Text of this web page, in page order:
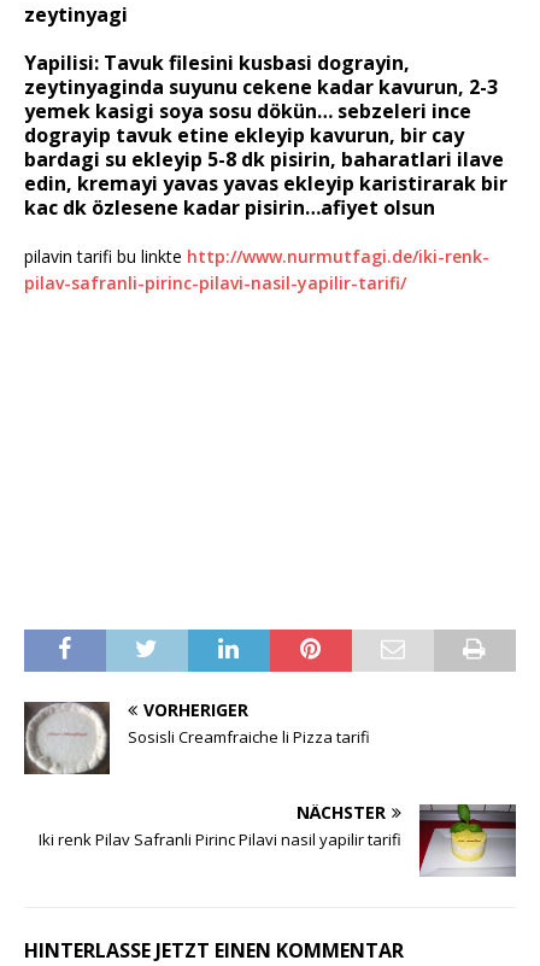
zeytinyagi
Yapilisi: Tavuk filesini kusbasi dograyin,
zeytinyaginda suyunu cekene kadar kavurun, 2-3
yemek kasigi soya sosu dökün… sebzeleri ince
dograyip tavuk etine ekleyip kavurun, bir cay
bardagi su ekleyip 5-8 dk pisirin, baharatlari ilave
edin, kremayi yavas yavas ekleyip karistirarak bir
kac dk özlesene kadar pisirin…afiyet olsun
pilavin tarifi bu linkte http://www.nurmutfagi.de/iki-renk-
pilav-safranli-pirinc-pilavi-nasil-yapilir-tarifi/
VORHERIGER
Sosisli Creamfraiche li Pizza tarifi
NÄCHSTER
Iki renk Pilav Safranli Pirinc Pilavi nasil yapilir tarifi
HINTERLASSE JETZT EINEN KOMMENTAR